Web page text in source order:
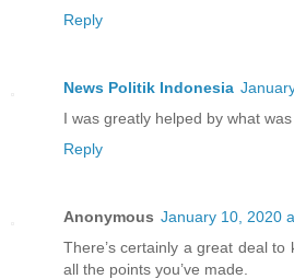
Reply
News Politik Indonesia
I was greatly helped by what
Reply
Anonymous January 10, 2020
There’s certainly a great deal
all the points you’ve made.